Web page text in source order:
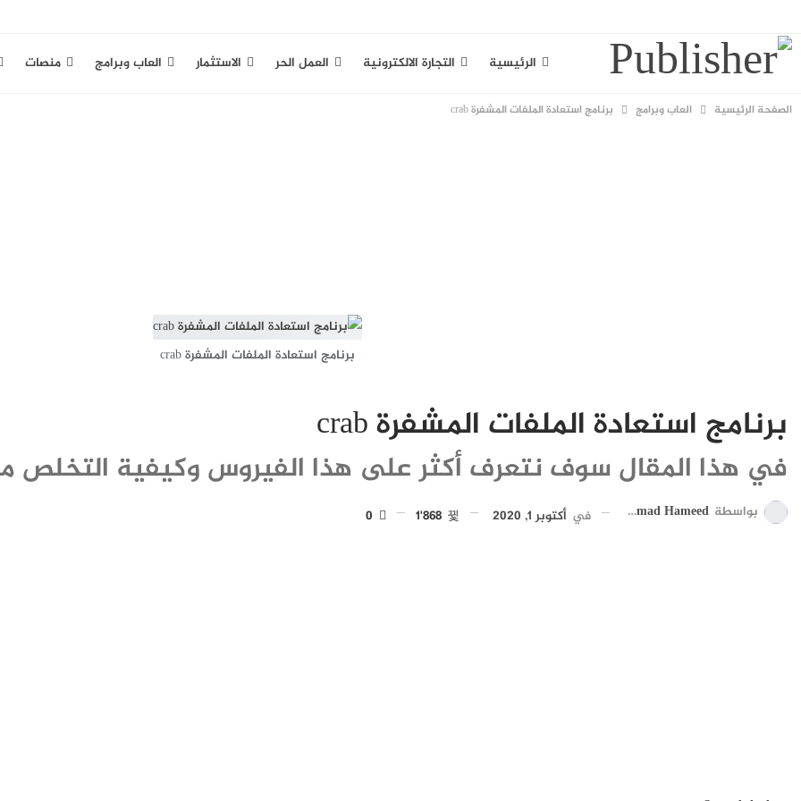
الرئيسية التجارة الالكترونية العمل الحر الاستثمار العاب وبرامج منصات
سياسة الخصوصية
الصفحة الرئيسية العاب وبرامج برنامج استعادة الملفات المشفرة crab
برنامج استعادة الملفات المشفرة crab
برنامج استعادة الملفات المشفرة crab
في هذا المقال سوف نتعرف أكثر على هذا الفيروس وكيفية التخلص
بواسطة Ahmad Hameed في أكتوبر 1, 2020